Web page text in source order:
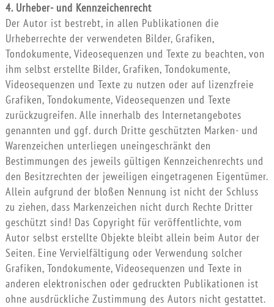
4. Urheber- und Kennzeichenrecht
Der Autor ist bestrebt, in allen Publikationen die
Urheberrechte der verwendeten Bilder, Grafiken,
Tondokumente, Videosequenzen und Texte zu beachten, von
ihm selbst erstellte Bilder, Grafiken, Tondokumente,
Videosequenzen und Texte zu nutzen oder auf lizenzfreie
Grafiken, Tondokumente, Videosequenzen und Texte
zurückzugreifen. Alle innerhalb des Internetangebotes
genannten und ggf. durch Dritte geschützten Marken- und
Warenzeichen unterliegen uneingeschränkt den
Bestimmungen des jeweils gültigen Kennzeichenrechts und
den Besitzrechten der jeweiligen eingetragenen Eigentümer.
Allein aufgrund der bloßen Nennung ist nicht der Schluss
zu ziehen, dass Markenzeichen nicht durch Rechte Dritter
geschützt sind! Das Copyright für veröffentlichte, vom
Autor selbst erstellte Objekte bleibt allein beim Autor der
Seiten. Eine Vervielfältigung oder Verwendung solcher
Grafiken, Tondokumente, Videosequenzen und Texte in
anderen elektronischen oder gedruckten Publikationen ist
ohne ausdrückliche Zustimmung des Autors nicht gestattet.